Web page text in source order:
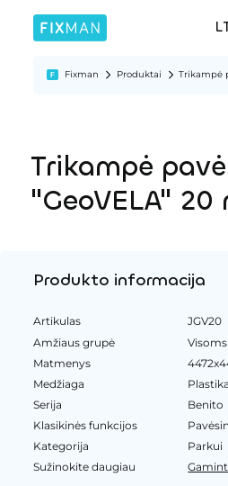
Fixman Produktai Trikampė
Trikampė
"GeoVELA" 20
Produkto informacija
Artikulas
JGV20
Amžiaus grupė
Matmenys
Medžiaga
Serija
Benito
Klasikinės funkcijos
Kategorija
Parkui
Sužinokite daugiau